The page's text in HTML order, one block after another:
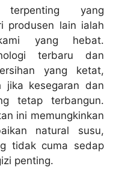
yang
produsen lain ialah
yang hebat.
terbaru dan
yang ketat,
jika kesegaran dan
tetap terbangun.
ini memungkinkan
natural susu,
tidak cuma sedap
penting.